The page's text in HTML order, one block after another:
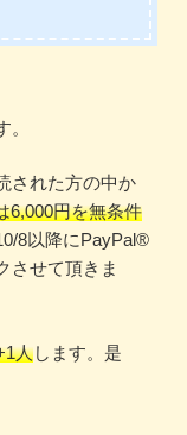
された方の中か
6,000円を無条件
8以降にPayPal®️
させて頂きま
人します。是